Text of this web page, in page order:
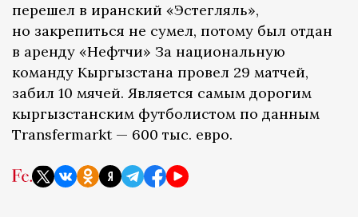
перешел в иранский «Эстегляль»,
но закрепиться не сумел, потому был отдан
в аренду «Нефтчи» За национальную
команду Кыргызстана провел 29 матчей,
забил 10 мячей. Является самым дорогим
кыргызстанским футболистом по данным
Transfermarkt — 600 тыс. евро.